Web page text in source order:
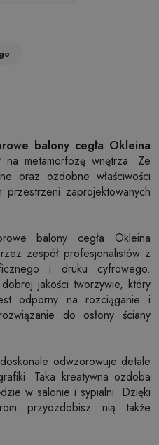
balony cegła Okleina
na metamorfozę wnętrza. Ze
oraz ozdobne właściwości
przestrzeni zaprojektowanych
balony cegła Okleina
zespół profesjonalistów z
i druku cyfrowego.
jakości tworzywie, który
odporny na rozciąganie i
do osłony ściany
odwzorowuje detale
Taka kreatywna ozdoba
w salonie i sypialni. Dzięki
przyozdobisz nią także